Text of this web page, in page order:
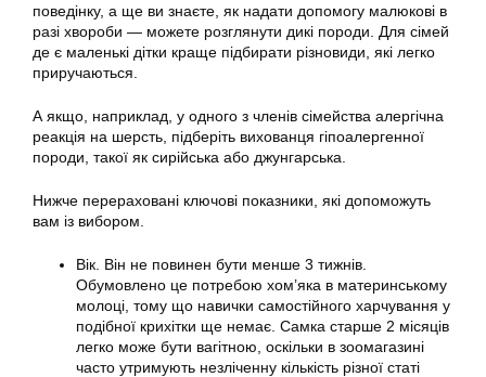
поведінку, а ще ви знаєте, як надати допомогу малюкові в
разі хвороби — можете розглянути дикі породи. Для сімей
де є маленькі дітки краще підбирати різновиди, які легко
приручаються.
А якщо, наприклад, у одного з членів сімейства алергічна
реакція на шерсть, підберіть вихованця гіпоалергенної
породи, такої як сирійська або джунгарська.
Нижче перераховані ключові показники, які допоможуть
вам із вибором.
Вік. Він не повинен бути менше 3 тижнів.
Обумовлено це потребою хом’яка в материнському
молоці, тому що навички самостійного харчування у
подібної крихітки ще немає. Самка старше 2 місяців
легко може бути вагітною, оскільки в зоомагазині
часто утримують незліченну кількість різної статі